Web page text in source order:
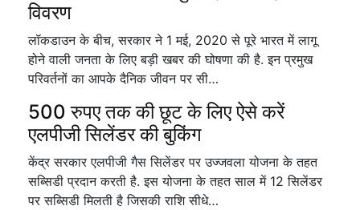
विवरण
लॉकडाउन के बीच, सरकार ने 1 मई, 2020 से पूरे भारत में लागू
होने वाली जनता के लिए बड़ी खबर की घोषणा की है. इन प्रमुख
परिवर्तनों का आपके दैनिक जीवन पर सी…
500 रुपए तक की छूट के लिए ऐसे करें
एलपीजी सिलेंडर की बुकिंग
केंद्र सरकार एलपीजी गैस सिलेंडर पर उज्जवला योजना के तहत
सब्सिडी प्रदान करती है. इस योजना के तहत साल में 12 सिलेंडर
पर सब्सिडी मिलती है जिसकी राशि सीधे…